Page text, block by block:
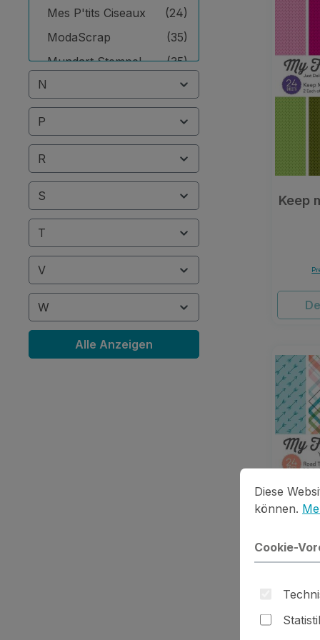
(24)
Mes P'tits Ciseaux
(35)
ModaScrap
(35)
Mundart Stempel
(19)
N
P
R
S
T
V
W
Alle Anzeigen
Keep
Cookie-
Diese
Diese
können.
Cookie-